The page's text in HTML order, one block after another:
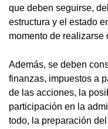
que deben seguirse,
estructura y el estado
momento de realizarse
Además, se deben
finanzas, impuestos a
de las acciones, la
participación en la
todo, la preparación